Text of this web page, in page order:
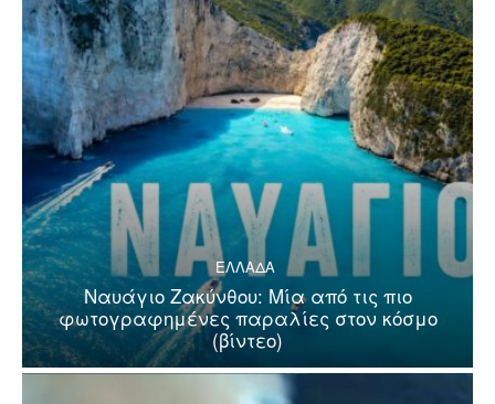
ΕΛΛΑΔΑ
Ναυάγιο Ζακύνθου: Μία από τις πιο
φωτογραφημένες παραλίες στον κόσμο
(βίντεο)